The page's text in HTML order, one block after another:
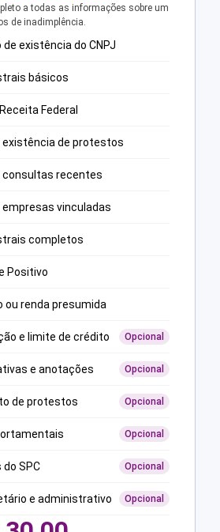
a todas as informações sobre um
de inadimplência.
existência do CNPJ
básicos
Federal
existência de protestos
consultas recentes
empresas vinculadas
completos
Positivo
ou renda presumida
e limite de crédito Opcional
e anotações Opcional
de protestos Opcional
Opcional
SPC Opcional
e administrativo Opcional